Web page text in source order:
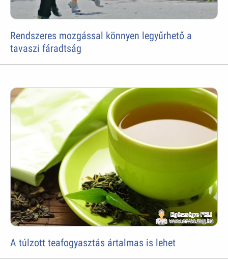
Rendszeres mozgással könnyen legyűrhető a
tavaszi fáradtság
A túlzott teafogyasztás ártalmas is lehet